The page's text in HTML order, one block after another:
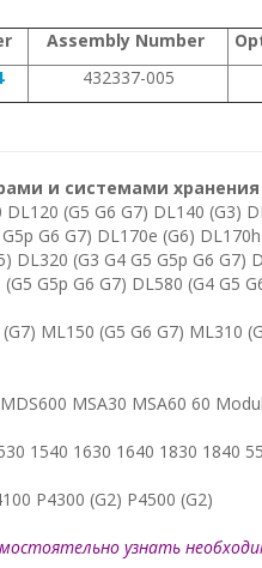
Assembly Number
432337-005
и системами
DL120 (G5 G6 G7) DL140 (G3)
G6 G7) DL170e (G6)
DL320 (G3 G4 G5 G5p G6 G7)
G5p G6 G7) DL580 (G4 G5
ML150 (G5 G6 G7) ML310
MSA30 MSA60 60
1540 1630 1640 1830 1840
P4300 (G2) P4500 (G2)
узнать